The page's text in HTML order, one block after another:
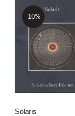
-10%
Solaris